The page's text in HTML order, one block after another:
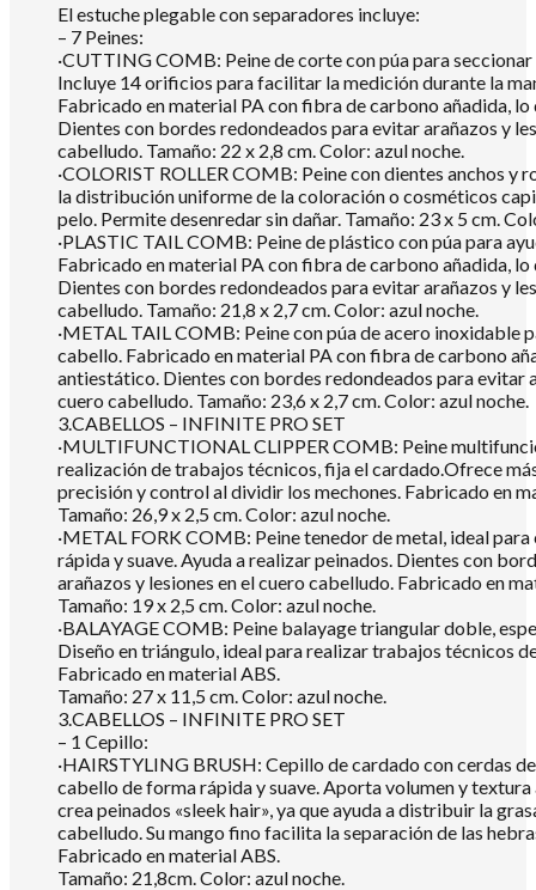
El estuche plegable con separadores incluye:
– 7 Peines:
·CUTTING COMB: Peine de corte con púa para
Incluye 14 orificios para facilitar la medición durante la
Fabricado en material PA con fibra de carbono añadida,
Dientes con bordes redondeados para evitar arañazos y
cabelludo. Tamaño: 22 x 2,8 cm. Color: azul noche.
·COLORIST ROLLER COMB: Peine con dientes anchos
la distribución uniforme de la coloración o cosméticos
pelo. Permite desenredar sin dañar. Tamaño: 23 x 5 cm.
·PLASTIC TAIL COMB: Peine de plástico con púa para
Fabricado en material PA con fibra de carbono añadida,
Dientes con bordes redondeados para evitar arañazos y
cabelludo. Tamaño: 21,8 x 2,7 cm. Color: azul noche.
·METAL TAIL COMB: Peine con púa de acero inoxidable
cabello. Fabricado en material PA con fibra de carbono
antiestático. Dientes con bordes redondeados para evitar
cuero cabelludo. Tamaño: 23,6 x 2,7 cm. Color: azul noche.
3.CABELLOS – INFINITE PRO SET
·MULTIFUNCTIONAL CLIPPER COMB: Peine
realización de trabajos técnicos, fija el cardado.Ofrece
precisión y control al dividir los mechones. Fabricado en
Tamaño: 26,9 x 2,5 cm. Color: azul noche.
·METAL FORK COMB: Peine tenedor de metal, ideal
rápida y suave. Ayuda a realizar peinados. Dientes con
arañazos y lesiones en el cuero cabelludo. Fabricado en
Tamaño: 19 x 2,5 cm. Color: azul noche.
·BALAYAGE COMB: Peine balayage triangular doble,
Diseño en triángulo, ideal para realizar trabajos técnicos
Fabricado en material ABS.
Tamaño: 27 x 11,5 cm. Color: azul noche.
3.CABELLOS – INFINITE PRO SET
– 1 Cepillo:
·HAIRSTYLING BRUSH: Cepillo de cardado con cerdas
cabello de forma rápida y suave. Aporta volumen y textura
crea peinados «sleek hair», ya que ayuda a distribuir la
cabelludo. Su mango fino facilita la separación de las
Fabricado en material ABS.
Tamaño: 21,8cm. Color: azul noche.